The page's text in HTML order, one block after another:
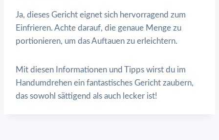
Ja, dieses Gericht eignet sich hervorragend zum
Einfrieren. Achte darauf, die genaue Menge zu
portionieren, um das Auftauen zu erleichtern.
Mit diesen Informationen und Tipps wirst du im
Handumdrehen ein fantastisches Gericht zaubern,
das sowohl sättigend als auch lecker ist!